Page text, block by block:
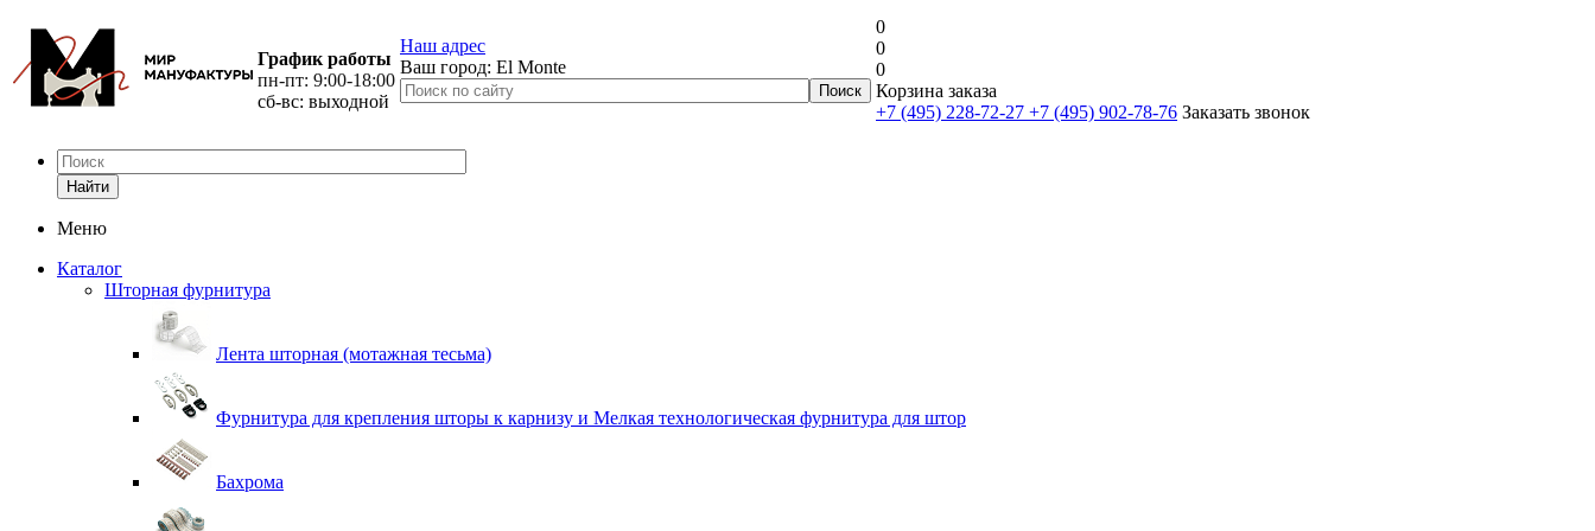
График работы
пн-пт: 9:00-18:00
сб-вс: выходной
Наш адрес
Ваш город: El Monte
0
0
0
Корзина заказа
+7 (495) 228-72-27 +7 (495) 902-78-76 Заказать звонок
Найти
Меню
Каталог
Шторная фурнитура
Лента шторная (мотажная тесьма)
Фурнитура для крепления шторы к карнизу и Мелкая технологическая фурнитура для штор
Бахрома